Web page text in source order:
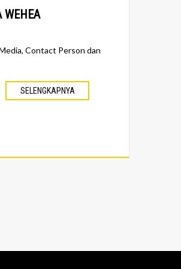
WEHEA
Contact Person dan
SELENGKAPNYA